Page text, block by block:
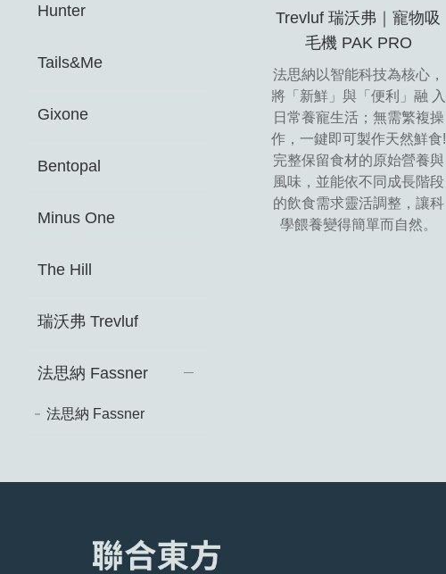
Hunter
Tails&Me
Gixone
Bentopal
Minus One
The Hill
瑞沃弗 Trevluf ​
法思納 Fassner
法思納 Fassner
Trevluf 瑞沃弗｜寵物吸
毛機 PAK PRO
法思納以智能科技為核心，
將「新鮮」與「便利」融 入
日常養寵生活；無需繁複操
作，一鍵即可製作天然鮮食!
完整保留食材的原始營養與
風味，並能依不同成長階段
的飲食需求靈活調整，讓科
學餵養變得簡單而自然。